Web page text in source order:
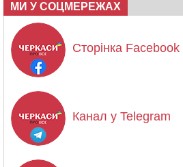
МИ У СОЦМЕРЕЖАХ
Сторінка Facebook
Канал у Telegram